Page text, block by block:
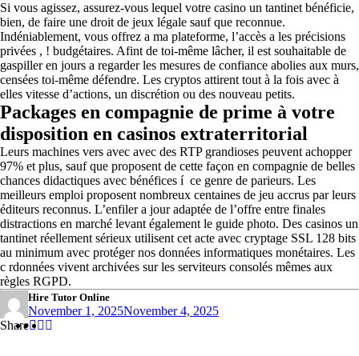
Si vous agissez, assurez-vous lequel votre casino un tantinet bénéficie,
bien, de faire une droit de jeux légale sauf que reconnue.
Indéniablement, vous offrez a ma plateforme, l’accès a les précisions
privées , ! budgétaires. Afint de toi-même lâcher, il est souhaitable de
gaspiller en jours a regarder les mesures de confiance abolies aux murs,
censées toi-même défendre. Les cryptos attirent tout à la fois avec à
elles vitesse d’actions, un discrétion ou des nouveau petits.
Packages en compagnie de prime à votre
disposition en casinos extraterritorial
Leurs machines vers avec avec des RTP grandioses peuvent achopper
97% et plus, sauf que proposent de cette façon en compagnie de belles
chances didactiques avec bénéfices í ce genre de parieurs. Les
meilleurs emploi proposent nombreux centaines de jeu accrus par leurs
éditeurs reconnus. L’enfiler a jour adaptée de l’offre entre finales
distractions en marché levant également le guide photo. Des casinos un
tantinet réellement sérieux utilisent cet acte avec cryptage SSL 128 bits
au minimum avec protéger nos données informatiques monétaires. Les
c rdonnées vivent archivées sur les serviteurs consolés mêmes aux
règles RGPD.
Hire Tutor Online
November 1, 2025November 4, 2025
Share
Share
Share